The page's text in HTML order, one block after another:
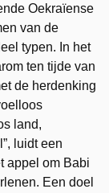
Oekraïense
van de
typen. In het
ten tijde van
de herdenking
land,
luidt een
appel om Babi
Een doel